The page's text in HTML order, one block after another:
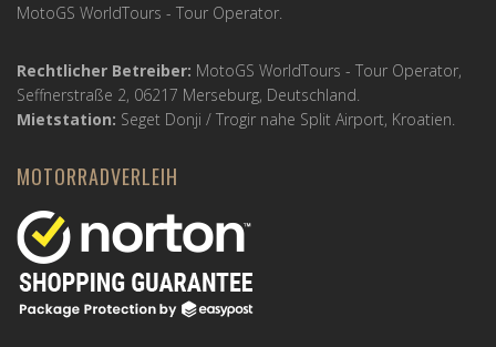
MotoGS WorldTours - Tour Operator
Rechtlicher Betreiber: MotoGS WorldTours - Tour Operator,
Seffnerstraße 2, 06217 Merseburg, Deutschland.
Mietstation: Seget Donji / Trogir nahe Split Airport, Kroatien.
MOTORRADVERLEIH